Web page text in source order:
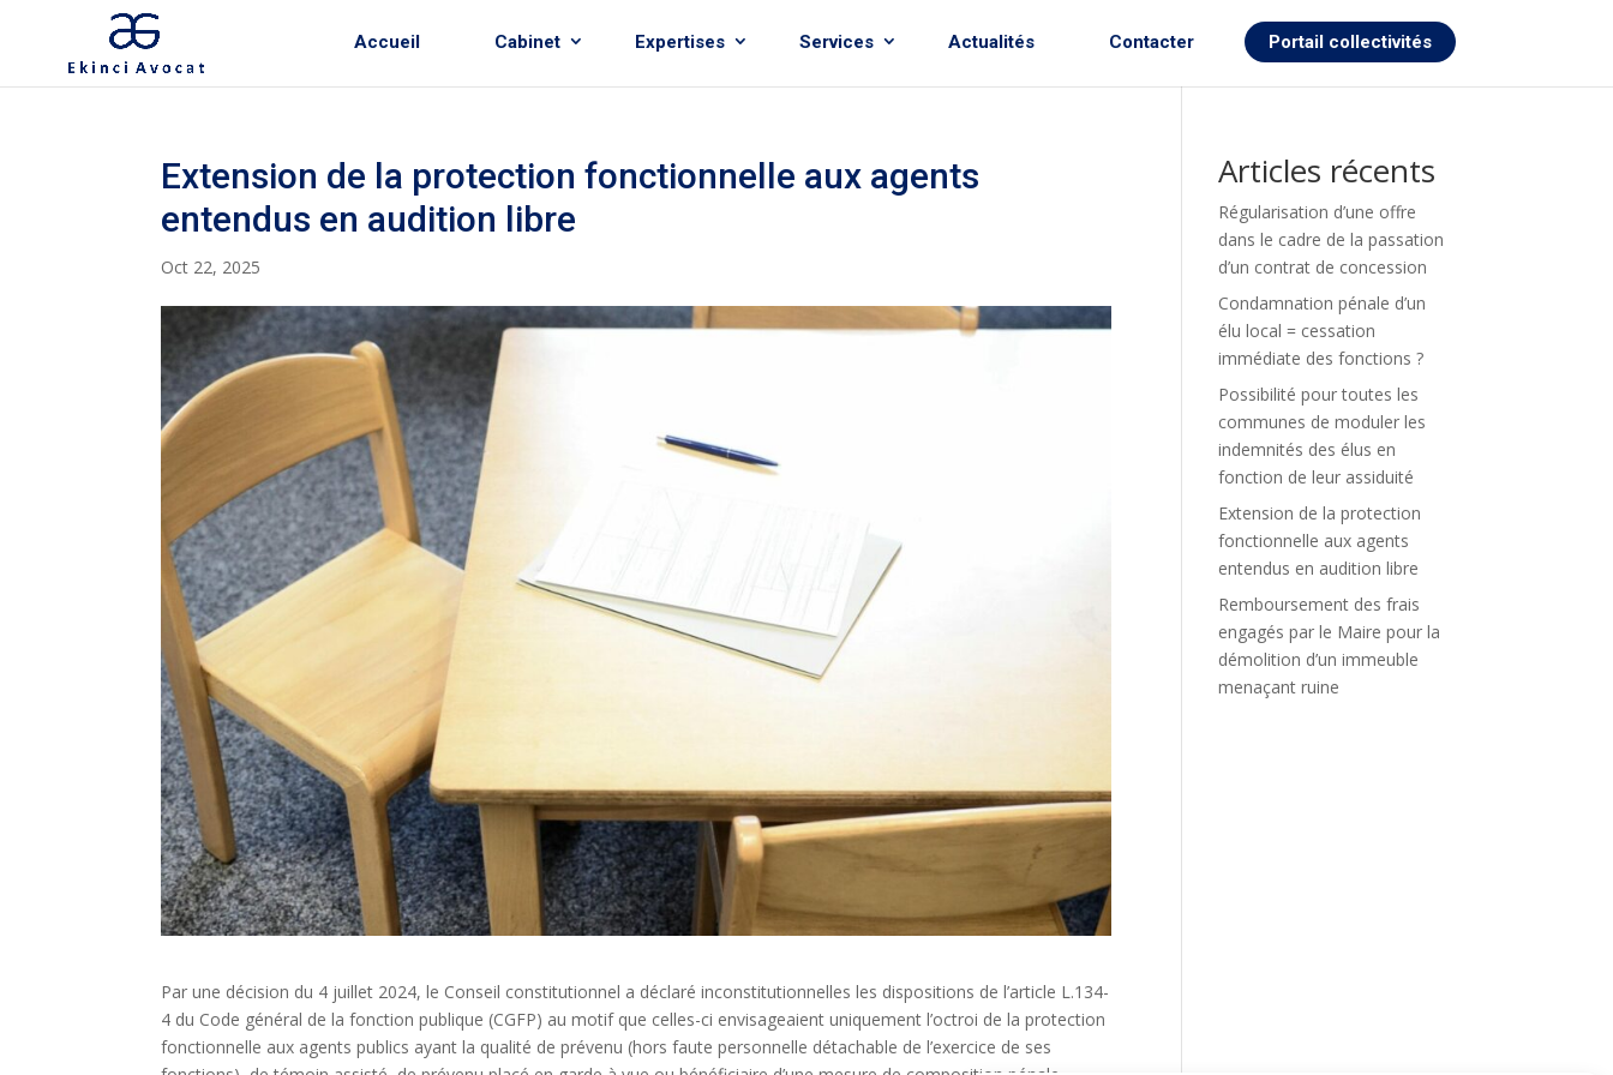
Accueil Cabinet Expertises Services Actualités Contacter Portail collectivités
Extension de la protection fonctionnelle aux agents
entendus en audition libre
Oct 22, 2025
Par une décision du 4 juillet 2024, le Conseil constitutionnel a déclaré inconstitutionnelles les dispositions de l’article L.134-
4 du Code général de la fonction publique (CGFP) au motif que celles-ci envisageaient uniquement l’octroi de la protection
fonctionnelle aux agents publics ayant la qualité de prévenu (hors faute personnelle détachable de l’exercice de ses
Articles récents
Régularisation d’une offre
dans le cadre de la passation
d’un contrat de concession
Condamnation pénale d’un
élu local = cessation
immédiate des fonctions ?
Possibilité pour toutes les
communes de moduler les
indemnités des élus en
fonction de leur assiduité
Extension de la protection
fonctionnelle aux agents
entendus en audition libre
Remboursement des frais
engagés par le Maire pour la
démolition d’un immeuble
menaçant ruine